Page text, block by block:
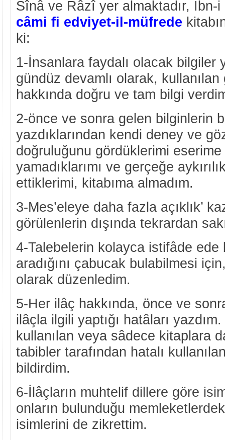
Sînâ ve Râzî yer almaktadır, İbn-
câmi fi edviyet-il-müfrede
ki:
1-İnsanlara faydalı olacak bilgiler
gündüz devamlı olarak,
hakkında doğru ve tam bilgi
2-önce ve sonra gelen bilginlerin
yazdıklarından kendi deney ve
doğruluğunu gördüklerimi
yamadıklarımı ve gerçeğe
ettiklerimi, kitabıma almadım.
3-Mes’eleye daha fazla açıklık’
görülenlerin dışında tekrardan
4-Talebelerin kolayca istifâde
aradığını çabucak bulabilmesi
olarak düzenledim.
5-Her ilâç hakkında, önce ve
ilâçla ilgili yaptığı hatâları
kullanılan veya sâdece kitaplara
tabibler tarafından hatalı
bildirdim.
6-İlâçların muhtelif dillere göre
onların bulunduğu
isimlerini de zikrettim.